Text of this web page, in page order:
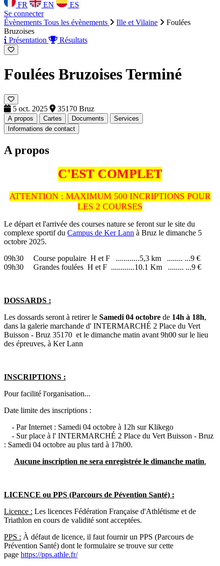
FR EN
ES
Se connecter
Évènements Tous les évènements Ille et Vilaine
Foulées
Bruzoises
Présentation
Résultats
Foulées BruzoisesTerminé
5 oct. 2025 35170 Bruz
A propos Cartes Documents
Services
Informations de contact
A propos
C'EST COMPLET
ATTENTION : MAXIMUM 500 INCRIPTIONS POUR
LES 2 COURSES
Le départ et l'arrivée des courses nature se feront sur le site du
complexe sportif du Campus de Ker Lann à Bruz le dimanche 5
octobre 2025.
09h30 Course populaire H et F ............5,3 km ........ ...9 €
09h30 Grandes foulées H et F ............10.1 Km ........ ...9 €
DOSSARDS :
Les dossards seront à retirer le Samedi 04 octobre de 14h à 18h,
dans la galerie marchande d' INTERMARCHÉ 2 Place du Vert
Buisson - Bruz 35170 et le dimanche matin avant 9h00 sur le lieu
des épreuves, à Ker Lann
INSCRIPTIONS :
Pour facilité l'organisation...
Date limite des inscriptions :
- Par Internet : Samedi 04 octobre à 12h sur Klikego
- Sur place à l' INTERMARCHÉ 2 Place du Vert Buisson - Bruz
: Samedi 04 octobre au plus tard à 17h00.
Aucune inscription ne sera enregistrée le dimanche matin.
LICENCE ou PPS (Parcours de Pévention Santé) :
Licence : Les licences Fédération Française d'Athlétisme et de
Triathlon en cours de validité sont acceptées.
PPS : À défaut de licence, il faut fournir un PPS (Parcours de
Prévention Santé) dont le formulaire se trouve sur cette
page https://pps.athle.fr/